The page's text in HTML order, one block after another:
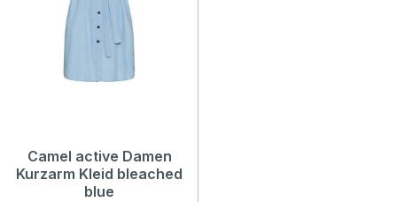
Camel active Damen
Kurzarm Kleid bleached
blue